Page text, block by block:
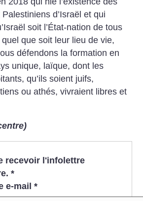
d’Israël et qui
soit l’État-nation de tous
que soit leur lieu de vie,
défendons la formation en
unique, laïque, dont les
qu’ils soient juifs,
ou athés, vivraient libres et
recevoir l'infolettre
*
e-mail *